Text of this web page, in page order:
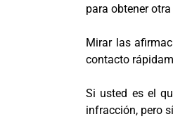
para obtener
Mirar las
contacto
Si usted es el
infracción, pero